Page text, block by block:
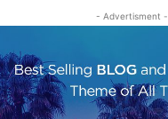
- Advertisment -